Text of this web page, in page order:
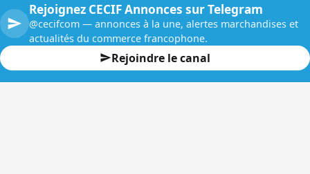
Rejoignez CECIF Annonces sur Telegram
@cecifcom — annonces à la une, alertes marchandises et
actualités du commerce francophone.
Rejoindre le canal